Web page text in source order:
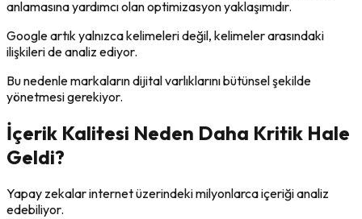
anlamasına yardımcı olan optimizasyon yaklaşımıdır.
Google artık yalnızca kelimeleri değil, kelimeler arasındaki
ilişkileri de analiz ediyor.
Bu nedenle markaların dijital varlıklarını bütünsel şekilde
yönetmesi gerekiyor.
İçerik Kalitesi Neden Daha Kritik Hale
Geldi?
Yapay zekalar internet üzerindeki milyonlarca içeriği analiz
edebiliyor.